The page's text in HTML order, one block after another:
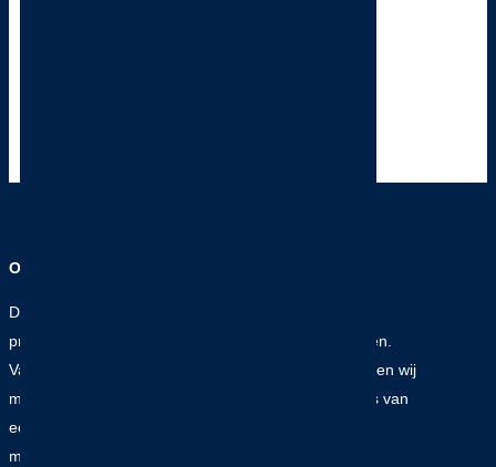
Over De Haas
De Haas Shipyards is een strategische partner voor
professionele vlooteigenaren en maritieme overheden.
Vanuit onze werven in Rotterdam en Maassluis leveren wij
maatwerkoplossingen voor de volledige levenscyclus van
een schip – van ontwerp en bouw tot onderhoud,
modernisering en motoroptimalisatie.